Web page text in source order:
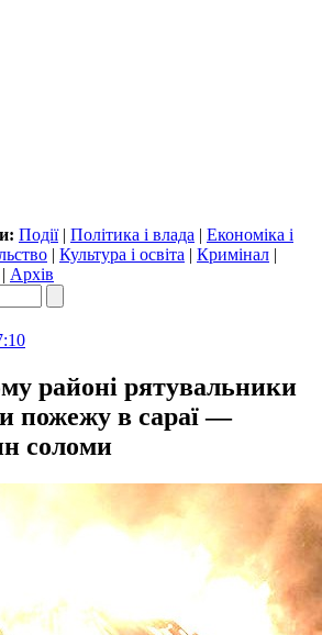
Події| Політика і влада | Економіка і
| Культура і освіта | Кримінал |
| Архів
районі рятувальники
пожежу в сараї —
соломи